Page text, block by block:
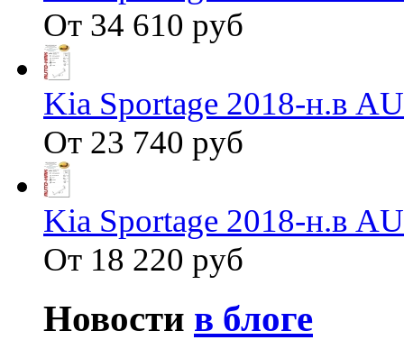
От 34 610 руб
Kia Sportage 2018-н.в
От 23 740 руб
Kia Sportage 2018-н.в
От 18 220 руб
Новости в блоге